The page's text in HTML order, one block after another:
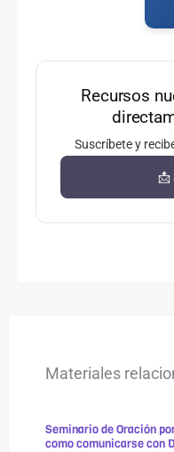
Recursos
Suscríbete y
📩
Materiales
Seminario de Oración
como comunicarse con